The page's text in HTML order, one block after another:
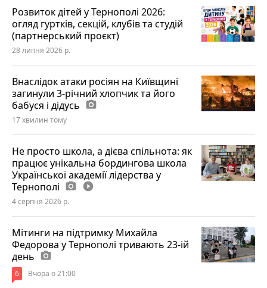
Розвиток дітей у Тернополі 2026:
огляд гуртків, секцій, клубів та студій
(партнерський проєкт)
28 липня 2026 р.
Внаслідок атаки росіян на Київщині
загинули 3-річний хлопчик та його
бабуся і дідусь photo_camera
17 хвилин тому
Не просто школа, а дієва спільнота: як
працює унікальна бордингова школа
Української академії лідерства у
Тернополі photo_camera play_circle_filled
4 серпня 2026 р.
Мітинги на підтримку Михайла
Федорова у Тернополі тривають 23-ій
день photo_camera
6 Вчора о 21:00